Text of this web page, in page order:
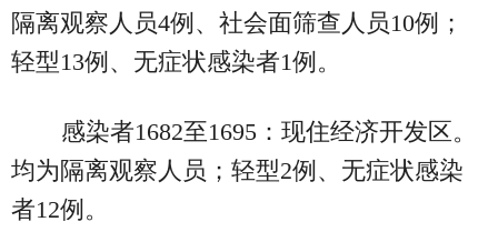
隔离观察人员4例、社会面筛查人员10例；
轻型13例、无症状感染者1例。
感染者1682至1695：现住经济开发区。
均为隔离观察人员；轻型2例、无症状感染
者12例。